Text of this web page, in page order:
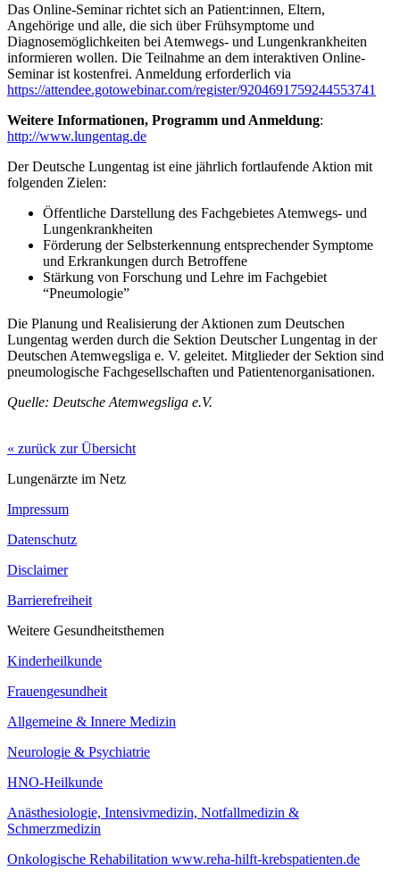
Das Online-Seminar richtet sich an Patient:innen, Eltern,
Angehörige und alle, die sich über Frühsymptome und
Diagnosemöglichkeiten bei Atemwegs- und Lungenkrankheiten
informieren wollen. Die Teilnahme an dem interaktiven Online-
Seminar ist kostenfrei. Anmeldung erforderlich via
https://attendee.gotowebinar.com/register/9204691759244553741
Weitere Informationen, Programm und Anmeldung:
http://www.lungentag.de
Der Deutsche Lungentag ist eine jährlich fortlaufende Aktion mit
folgenden Zielen:
Öffentliche Darstellung des Fachgebietes Atemwegs- und
Lungenkrankheiten
Förderung der Selbsterkennung entsprechender Symptome
und Erkrankungen durch Betroffene
Stärkung von Forschung und Lehre im Fachgebiet
“Pneumologie”
Die Planung und Realisierung der Aktionen zum Deutschen
Lungentag werden durch die Sektion Deutscher Lungentag in der
Deutschen Atemwegsliga e. V. geleitet. Mitglieder der Sektion sind
pneumologische Fachgesellschaften und Patientenorganisationen.
Quelle: Deutsche Atemwegsliga e.V.
« zurück zur Übersicht
Lungenärzte im Netz
Impressum
Datenschutz
Disclaimer
Barrierefreiheit
Weitere Gesundheitsthemen
Kinderheilkunde
Frauengesundheit
Allgemeine & Innere Medizin
Neurologie & Psychiatrie
HNO-Heilkunde
Anästhesiologie, Intensivmedizin, Notfallmedizin &
Schmerzmedizin
Onkologische Rehabilitation www.reha-hilft-krebspatienten.de